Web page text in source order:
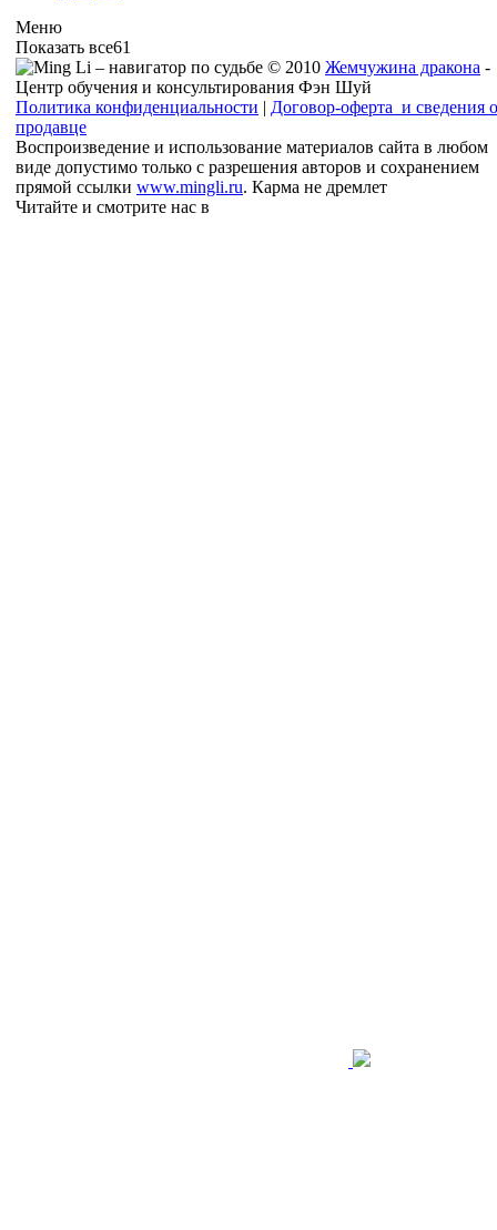
Меню
Показать все61
© 2010 Жемчужина дракона -
Центр обучения и консультирования Фэн Шуй
Политика конфиденциальности | Договор-оферта и сведения о
продавце
Воспроизведение и использование материалов сайта в любом
виде допустимо только с разрешения авторов и сохранением
прямой ссылки www.mingli.ru. Карма не дремлет
Читайте и смотрите нас в